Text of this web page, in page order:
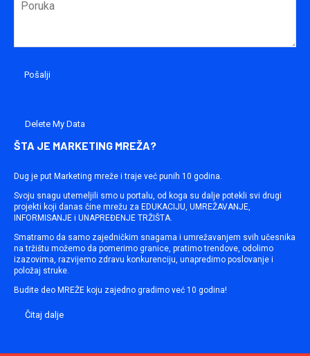
Delete My Data
ŠTA JE MARKETING MREŽA?
Dug je put Marketing mreže i traje već punih 10 godina.
Svoju snagu utemeljili smo u portalu, od koga su dalje potekli svi drugi
projekti koji danas čine mrežu za EDUKACIJU, UMREŽAVANJE,
INFORMISANJE i UNAPREĐENJE TRŽIŠTA.
Smatramo da samo zajedničkim snagama i umrežavanjem svih učesnika
na tržištu možemo da pomerimo granice, pratimo trendove, odolimo
izazovima, razvijemo zdravu konkurenciju, unapredimo poslovanje i
položaj struke.
Budite deo MREŽE koju zajedno gradimo već 10 godina!
Čitaj dalje